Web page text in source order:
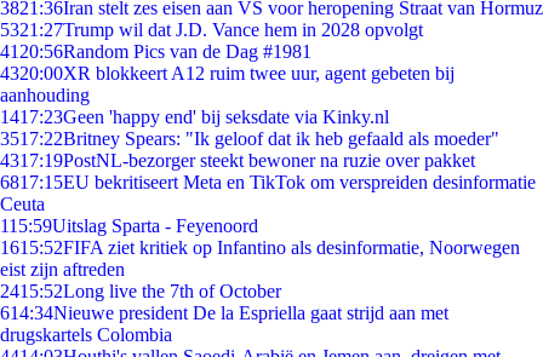
3821:36Iran stelt zes eisen aan VS voor heropening Straat van Hormuz
5321:27Trump wil dat J.D. Vance hem in 2028 opvolgt
41 20:56Random Pics van de Dag #1981
4320:00XR blokkeert A12 ruim twee uur, agent gebeten bij
aanhouding
1417:23Geen 'happy end' bij seksdate via Kinky.nl
3517:22Britney Spears: "Ik geloof dat ik heb gefaald als moeder"
4317:19PostNL-bezorger steekt bewoner na ruzie over pakket
6817:15EU bekritiseert Meta en TikTok om verspreiden desinformatie
Ceuta
115:59Uitslag Sparta - Feyenoord
1615:52FIFA ziet kritiek op Infantino als desinformatie, Noorwegen
eist zijn aftreden
2415:52Long live the 7th of October
614:34Nieuwe president De la Espriella gaat strijd aan met
drugskartels Colombia